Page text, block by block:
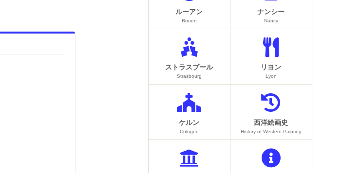
ルーアン
Rouen
ナンシー
Nancy
ストラスブール
Strasbourg
リヨン
Lyon
ケルン
Cologne
西洋絵画史
History of Western Painting